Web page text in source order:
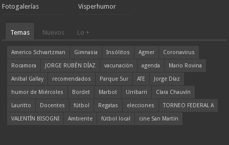
Fotogalerías Visperhumor
Temas Nuevos Lo +
Americo Schvartzman Gimnasia Insólitos Agmer
Coronavirus
Rocamora
JORGE RUBÉN DÍAZ vacunación agenda
Mario Rovina
Aníbal Gallay
recomendados Parque Sur ATE
Jorge Díaz
humor de Miércoles
Bordet Marbot Urribarri
Clara Chauvín
Lauritto
Docentes fútbol Regatas elecciones
TORNEO FEDERAL A
VALENTÍN BISOGNI
Ambiente fútbol local cine San Martín